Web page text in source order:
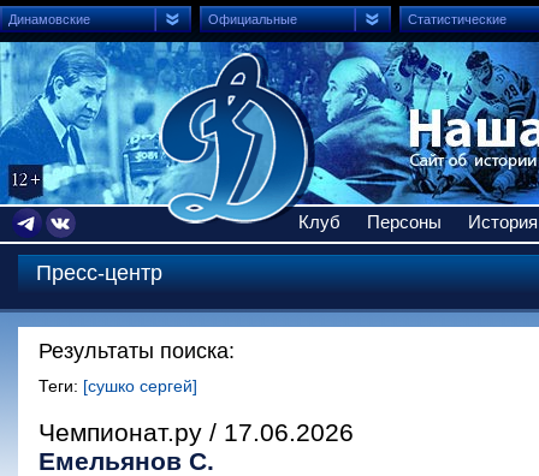
Динамовские Официальные Статистические
Клуб Персоны История
Пресс-центр
Результаты поиска:
Теги: [сушко сергей]
Чемпионат.ру / 17.06.2026
Емельянов С.